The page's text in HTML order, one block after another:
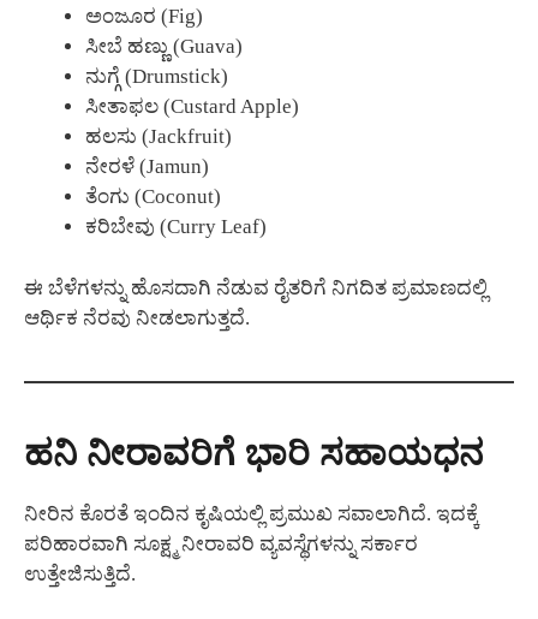
ಅಂಜೂರ (Fig)
ಸೀಬೆ ಹಣ್ಣು (Guava)
ನುಗ್ಗೆ (Drumstick)
ಸೀತಾಫಲ (Custard Apple)
ಹಲಸು (Jackfruit)
ನೇರಳೆ (Jamun)
ತೆಂಗು (Coconut)
ಕರಿಬೇವು (Curry Leaf)
ಈ ಬೆಳೆಗಳನ್ನು ಹೊಸದಾಗಿ ನೆಡುವ ರೈತರಿಗೆ ನಿಗದಿತ ಪ್ರಮಾಣದಲ್ಲಿ
ಆರ್ಥಿಕ ನೆರವು ನೀಡಲಾಗುತ್ತದೆ.
ಹನಿ ನೀರಾವರಿಗೆ ಭಾರಿ ಸಹಾಯಧನ
ನೀರಿನ ಕೊರತೆ ಇಂದಿನ ಕೃಷಿಯಲ್ಲಿ ಪ್ರಮುಖ ಸವಾಲಾಗಿದೆ. ಇದಕ್ಕೆ
ಪರಿಹಾರವಾಗಿ ಸೂಕ್ಷ್ಮ ನೀರಾವರಿ ವ್ಯವಸ್ಥೆಗಳನ್ನು ಸರ್ಕಾರ
ಉತ್ತೇಜಿಸುತ್ತಿದೆ.